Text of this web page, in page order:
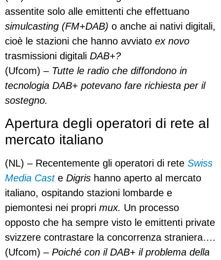
assentite solo alle emittenti che effettuano
simulcasting (FM+DAB) o anche ai nativi digitali,
cioè le stazioni che hanno avviato ex novo
trasmissioni digitali DAB+?
(Ufcom) – Tutte le radio che diffondono in
tecnologia DAB+ potevano fare richiesta per il
sostegno.
Apertura degli operatori di rete al
mercato italiano
(NL) – Recentemente gli operatori di rete Swiss
Media Cast e Digris hanno aperto al mercato
italiano, ospitando stazioni lombarde e
piemontesi nei propri mux. Un processo
opposto che ha sempre visto le emittenti private
svizzere contrastare la concorrenza straniera….
(Ufcom) – Poiché con il DAB+ il problema della